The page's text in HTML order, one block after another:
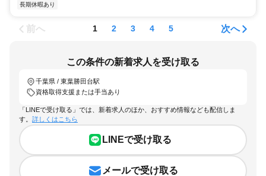
長期休暇あり
前へ 1 2 3 4 5 次へ
この条件の新着求人を受け取る
千葉県 / 東葉勝田台駅
資格取得支援または手当あり
「LINEで受け取る」では、新着求人のほか、おすすめ情報なども配信しま
す。 詳しくはこちら
LINEで受け取る
メールで受け取る